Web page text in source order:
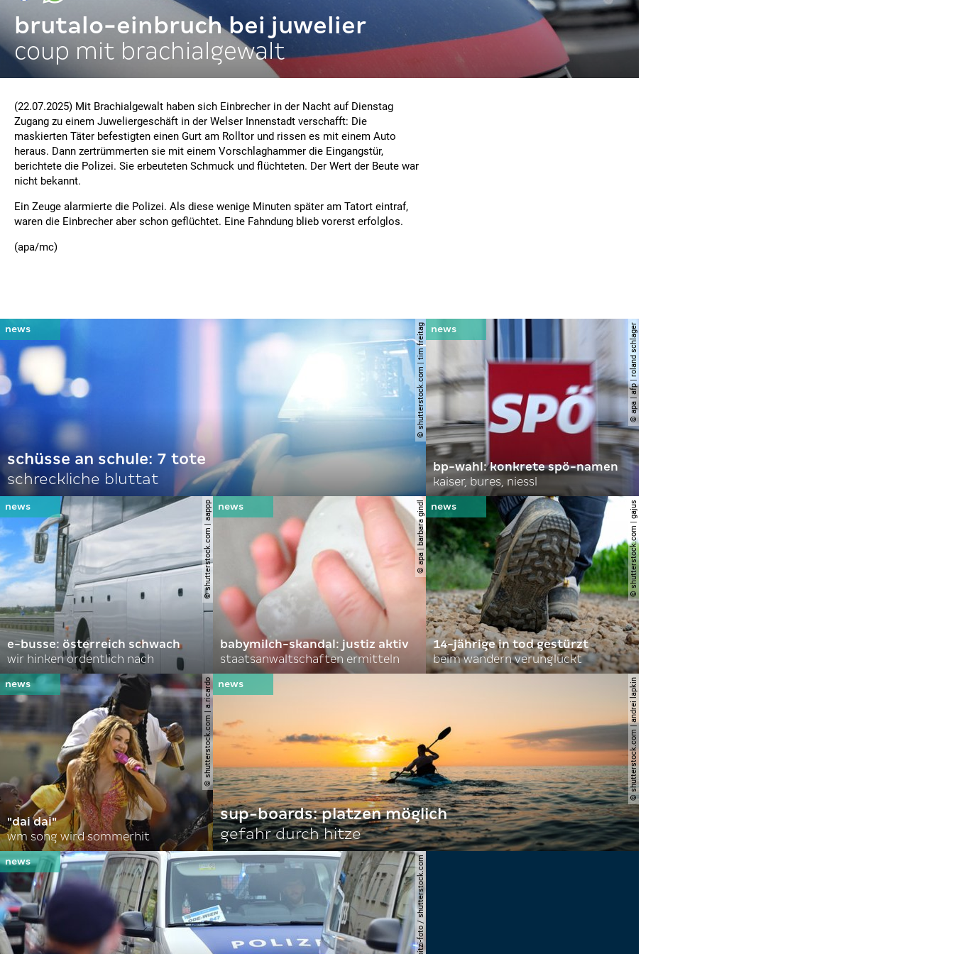
brutalo-einbruch bei juwelier
coup mit brachialgewalt
(22.07.2025) Mit Brachialgewalt haben sich Einbrecher in der Nacht auf Dienstag
Zugang zu einem Juweliergeschäft in der Welser Innenstadt verschafft: Die
maskierten Täter befestigten einen Gurt am Rolltor und rissen es mit einem Auto
heraus. Dann zertrümmerten sie mit einem Vorschlaghammer die Eingangstür,
berichtete die Polizei. Sie erbeuteten Schmuck und flüchteten. Der Wert der Beute war
nicht bekannt.
Ein Zeuge alarmierte die Polizei. Als diese wenige Minuten später am Tatort eintraf,
waren die Einbrecher aber schon geflüchtet. Eine Fahndung blieb vorerst erfolglos.
(apa/mc)
© shutterstock.com | tim freitag
schüsse an schule: 7 tote
schreckliche bluttat
© apa | afp | roland schlager
bp-wahl: konkrete spö-namen
kaiser, bures, niessl
© shutterstock.com | aappp
e-busse: österreich schwach
wir hinken ordentlich nach
© apa | barbara gindl
babymilch-skandal: justiz aktiv
staatsanwaltschaften ermitteln
© shutterstock.com | gajus
14-jährige in tod gestürzt
beim wandern verunglückt
© shutterstock.com | a.ricardo
"dai dai"
wm song wird sommerhit
© shutterstock.com | andrei lapkin
sup-boards: platzen möglich
gefahr durch hitze
© spitzi-foto / shutterstock.com